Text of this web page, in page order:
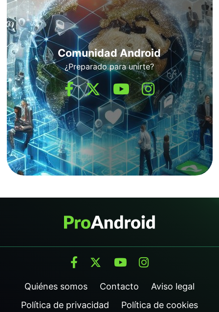
Comunidad Android
¿Preparado para unirte?
Quiénes somos Contacto
Aviso legal
Política de privacidad
Política de cookies